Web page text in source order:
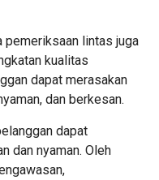
pemeriksaan lintas juga
kualitas
dapat merasakan
dan berkesan.
dapat
dan nyaman. Oleh